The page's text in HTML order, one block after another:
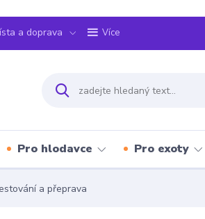
a doprava Více
Pro hlodavce Pro exoty
a přeprava